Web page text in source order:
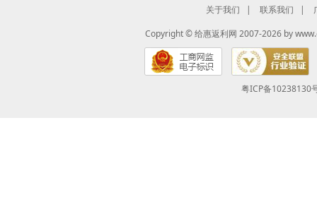
关于我们 | 联系我们 |
Copyright ©给惠返利网 2007-2026 by
粤ICP备10238130